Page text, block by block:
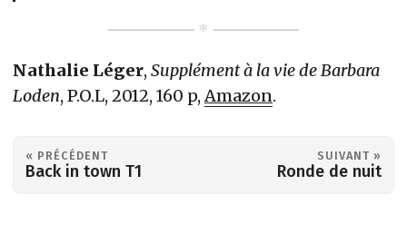
Nathalie Léger,Supplément à la vie de Barbara
Loden, P.O.L, 2012, 160 p,Amazon.
« PRÉCÉDENT
Back in town T1
SUIVANT »
Ronde de nuit